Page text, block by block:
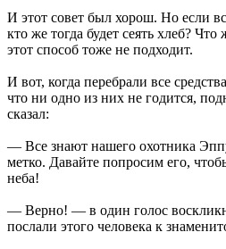
И этот совет был хорош. Но если
кто же тогда будет сеять хлеб?
этот способ тоже не подходит.
И вот, когда перебрали все
что ни одно из них не годится,
сказал:
— Все знают нашего охотника
метко. Давайте попросим его,
неба!
— Верно! — в один голос
послали этого человека к